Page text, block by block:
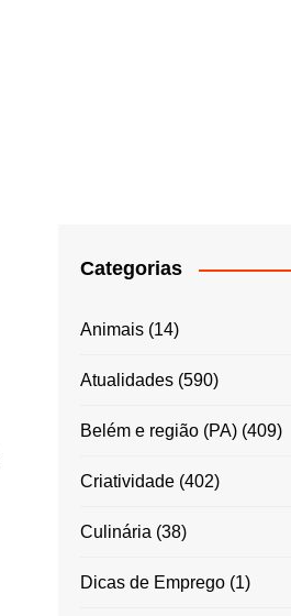
Categorias
Animais(14)
Atualidades(590)
Belém e região (PA)(409)
Criatividade(402)
Culinária (38)
Dicas de Emprego(1)